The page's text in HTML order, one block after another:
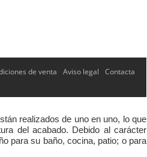
de venta Aviso legal Contacta
realizados de uno en uno, lo que
del acabado. Debido al carácter
para su baño, cocina, patio; o para